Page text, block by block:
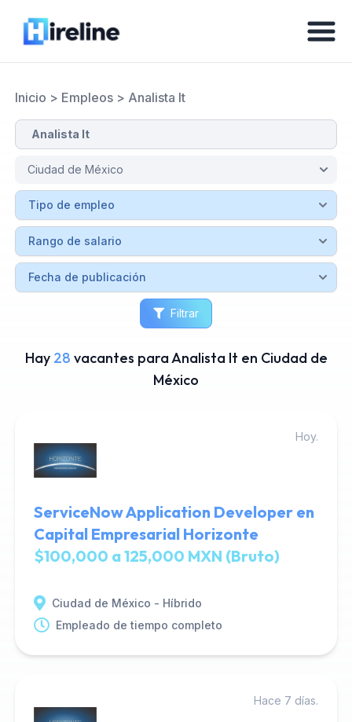
Inicio > Empleos> Analista It
Filtrar
Hay 28 vacantes para Analista It en Ciudad de
México
Hoy.
ServiceNow Application Developer en
Capital Empresarial Horizonte
$100,000 a 125,000 MXN (Bruto)
Ciudad de México - Híbrido
Empleado de tiempo completo
Hace 7 días.